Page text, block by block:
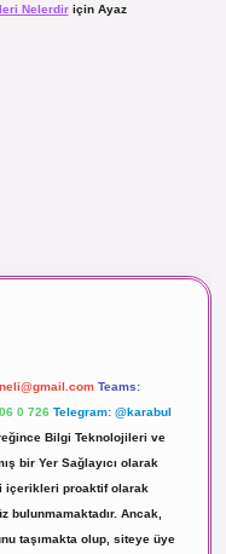
Nelerdiriçin Ayaz
Teams:
0 726 Telegram: @karabul
Bilgi Teknolojileri ve
bir Yer Sağlayıcı olarak
içerikleri proaktif olarak
bulunmamaktadır. Ancak,
taşımakta olup, siteye üye